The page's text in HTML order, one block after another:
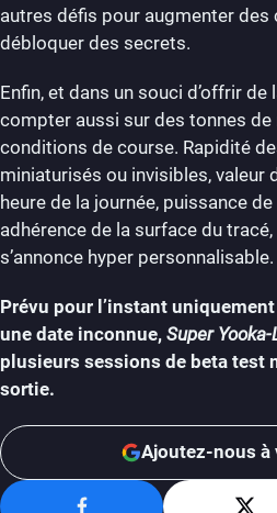
autres défis pour augmenter des
débloquer des secrets.
Enfin, et dans un souci d’offrir
compter aussi sur des tonnes
conditions de course. Rapidité
miniaturisés ou invisibles, valeur
heure de la journée, puissance
adhérence de la surface du tracé,
s’annonce hyper personnalisable.
Prévu pour l’instant
une date inconnue, Super
plusieurs sessions de beta test
sortie.
Ajoutez-nous à